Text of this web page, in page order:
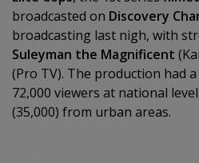
broadcasted on Discovery
broadcasting last nigh, with
Suleyman the Magnificent
(Pro TV). The production had
72,000 viewers at national
(35,000) from urban areas.